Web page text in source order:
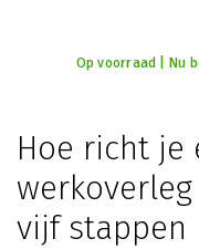
Op voorraad | Nu
Hoe richt je
vijf stappen